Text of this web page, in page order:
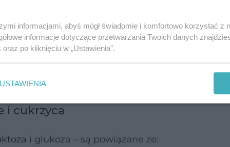
napojach gazowanych może być
ponieważ to tylko cukier i woda
i cukrzyca
i glukoza – są powiązane ze:
informacjami, abyś mógł świadomie i komfortowo korzystać z
informacje dotyczące przetwarzania Twoich danych
oraz po kliknięciu w „Ustawienia”.
USTAWIENIA